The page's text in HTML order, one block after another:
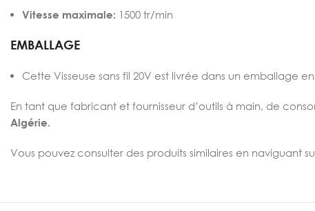
Vitesse maximale: 1500 tr/min
EMBALLAGE
Cette Visseuse sans fil 20V est livrée dans un emballage
En tant que fabricant et fournisseur d’outils à main, de
Algérie.
Vous pouvez consulter des produits similaires en naviguant